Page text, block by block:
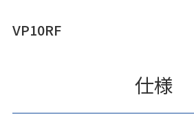
VP10RF
仕様